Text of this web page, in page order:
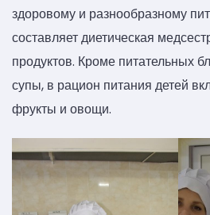
здоровому и разнообразному
составляет диетическая
продуктов. Кроме питательных
супы, в рацион питания детей
фрукты и овощи.